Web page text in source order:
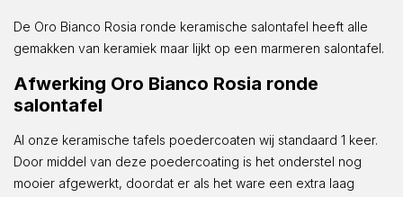
De Oro Bianco Rosia ronde keramische salontafel heeft alle
gemakken van keramiek maar lijkt op een marmeren salontafel.
Afwerking Oro Bianco Rosia ronde
salontafel
Al onze keramische tafels poedercoaten wij standaard 1 keer.
Door middel van deze poedercoating is het onderstel nog
mooier afgewerkt, doordat er als het ware een extra laag